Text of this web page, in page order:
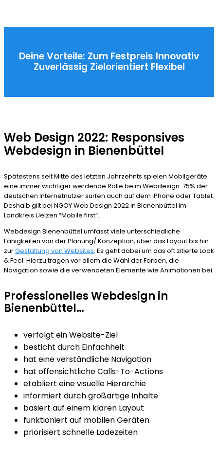
Deine Vorteile: Zum Festpreis Innovativ
Zuverlässig Zielorientiert Flexibel
Web Design 2022: Responsives
Webdesign in Bienenbüttel
Spätestens seit Mitte des letzten Jahrzehnts spielen Mobilgeräte
eine immer wichtiger werdende Rolle beim Webdesign. 75% der
deutschen Internetnutzer surfen auch auf dem iPhone oder Tablet.
Deshalb gilt bei NGOY Web Design 2022 in Bienenbüttel im
Landkreis Uelzen “Mobile first”.
Webdesign Bienenbüttel umfasst viele unterschiedliche
Fähigkeiten von der Planung/ Konzeption, über das Layout bis hin
zurGestaltung von Websites. Es geht dabei um das oft zitierte Look
& Feel. Hierzu tragen vor allem die Wahl der Farben, die
Navigation sowie die verwendeten Elemente wie Animationen bei.
Professionelles Webdesign in
Bienenbüttel…
verfolgt ein Website-Ziel
besticht durch Einfachheit
hat eine verständliche Navigation
hat offensichtliche Calls-To-Actions
etabliert eine visuelle Hierarchie
informiert durch großartige Inhalte
basiert auf einem klaren Layout
funktioniert auf mobilen Geräten
priorisiert schnelle Ladezeiten